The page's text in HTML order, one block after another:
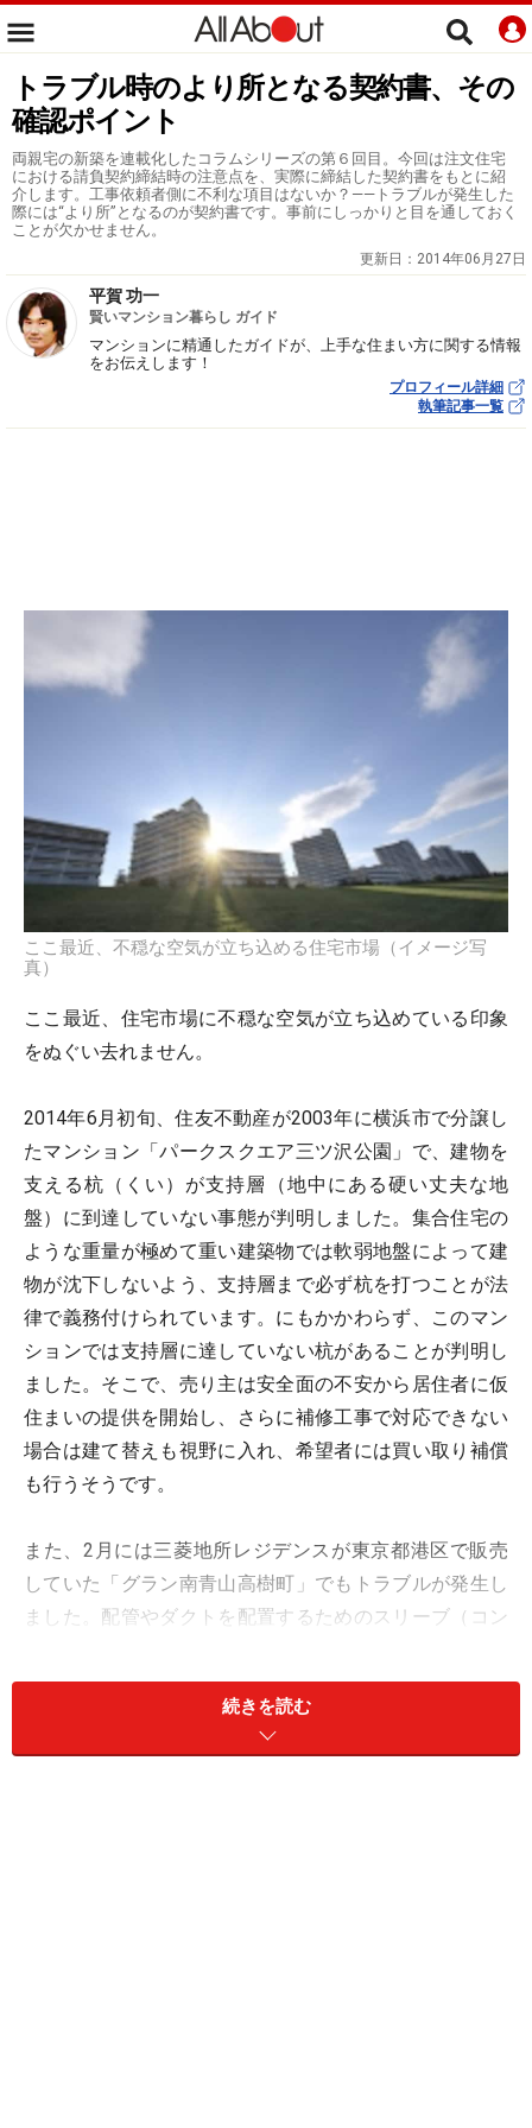
トラブル時のより所となる契約書、その
確認ポイント
両親宅の新築を連載化したコラムシリーズの第６回目。今回は注文住宅
における請負契約締結時の注意点を、実際に締結した契約書をもとに紹
介します。工事依頼者側に不利な項目はないか？――トラブルが発生した
際には“より所”となるのが契約書です。事前にしっかりと目を通しておく
ことが欠かせません。
更新日： 2014年06月27日
平賀 功一
賢いマンション暮らし ガイド
マンションに精通したガイドが、上手な住まい方に関する情報
をお伝えします！
プロフィール詳細
執筆記事一覧
ここ最近、不穏な空気が立ち込める住宅市場（イメージ写
真）
ここ最近、住宅市場に不穏な空気が立ち込めている印象
をぬぐい去れません。
2014年6月初旬、住友不動産が2003年に横浜市で分譲し
たマンション「パークスクエア三ツ沢公園」で、建物を
支える杭（くい）が支持層（地中にある硬い丈夫な地
盤）に到達していない事態が判明しました。集合住宅の
ような重量が極めて重い建築物では軟弱地盤によって建
物が沈下しないよう、支持層まで必ず杭を打つことが法
律で義務付けられています。にもかかわらず、このマン
ションでは支持層に達していない杭があることが判明し
ました。そこで、売り主は安全面の不安から居住者に仮
住まいの提供を開始し、さらに補修工事で対応できない
場合は建て替えも視野に入れ、希望者には買い取り補償
も行うそうです。
また、2月には三菱地所レジデンスが東京都港区で販売
していた「グラン南青山高樹町」でもトラブルが発生し
ました。配管やダクトを配置するためのスリーブ（コン
していたり、位置が間違っていたのです。そこで、売り
主は是正工事に少なくとも１年はかかるとして、買い主
（既契約者）に売買契約を解除するよう要請しました。
続きを読む